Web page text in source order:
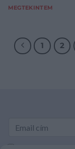
MEGTEKINTEM
1 2